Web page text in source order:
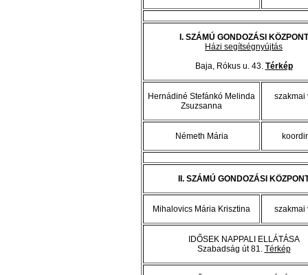
I. SZÁMÚ GONDOZÁSI KÖZPONT
Házi segítségnyújtás
Baja, Rókus u. 43. Térkép
Hernádiné Stefánkó Melinda
Zsuzsanna
szakmai
Németh Mária
II. SZÁMÚ GONDOZÁSI
Mihalovics Mária Krisztina szakmai
IDŐSEK NAPPALI ELLÁTÁSA
Szabadság út 81. Térkép